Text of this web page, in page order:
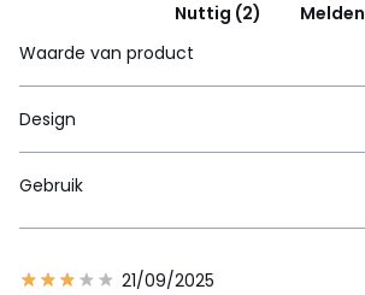
Nuttig (2)
Melden
Waarde van product
Design
Gebruik
21/09/2025